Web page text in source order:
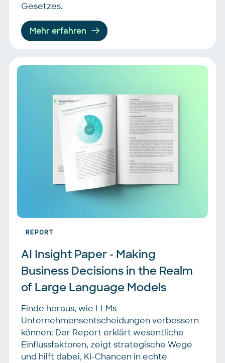
Gesetzes.
Mehr erfahren
REPORT
AI Insight Paper - Making
Business Decisions in the Realm
of Large Language Models
Finde heraus, wie LLMs
Unternehmensentscheidungen verbessern
können: Der Report erklärt wesentliche
Einflussfaktoren, zeigt strategische Wege
und hilft dabei, KI-Chancen in echte